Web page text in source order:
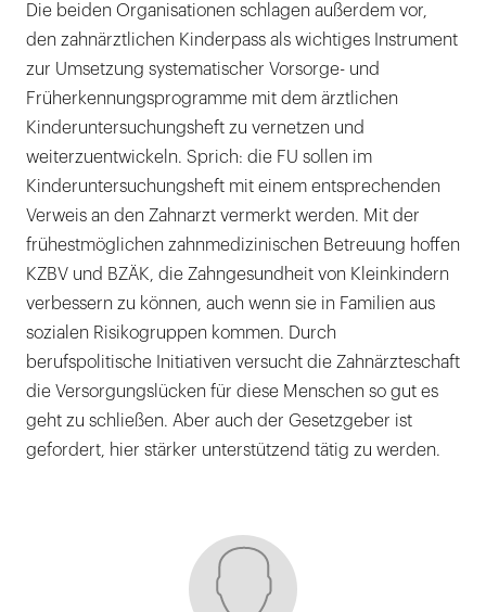
Die beiden Organisationen schlagen außerdem vor,
den zahnärztlichen Kinderpass als wichtiges Instrument
zur Umsetzung systematischer Vorsorge- und
Früherkennungsprogramme mit dem ärztlichen
Kinderuntersuchungsheft zu vernetzen und
weiterzuentwickeln. Sprich: die FU sollen im
Kinderuntersuchungsheft mit einem entsprechenden
Verweis an den Zahnarzt vermerkt werden. Mit der
frühestmöglichen zahnmedizinischen Betreuung hoffen
KZBV und BZÄK, die Zahngesundheit von Kleinkindern
verbessern zu können, auch wenn sie in Familien aus
sozialen Risikogruppen kommen. Durch
berufspolitische Initiativen versucht die Zahnärzteschaft
die Versorgungslücken für diese Menschen so gut es
geht zu schließen. Aber auch der Gesetzgeber ist
gefordert, hier stärker unterstützend tätig zu werden.